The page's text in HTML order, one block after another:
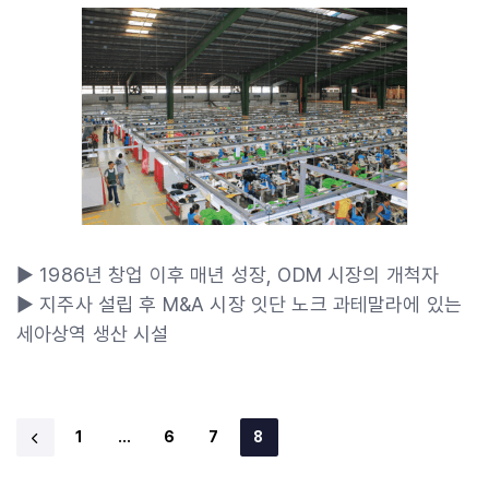
▶ 1986년 창업 이후 매년 성장, ODM 시장의 개척자
▶ 지주사 설립 후 M&A 시장 잇단 노크 과테말라에 있는
세아상역 생산 시설
1 … 6 7 8